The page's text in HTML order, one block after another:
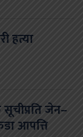
हत्या
जेन–
आपत्ति